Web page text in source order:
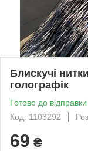
Блискучі
голографік
Готово до
Код: 1103292
69 ₴